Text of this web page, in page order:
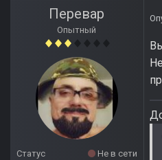
Перевар
Опытный
Статус
Не в сети